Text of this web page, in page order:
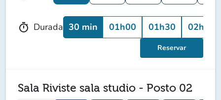
timer Durada 30 min 01h00 01h30 02h00
Reservar
Sala Riviste sala studio - Posto 02